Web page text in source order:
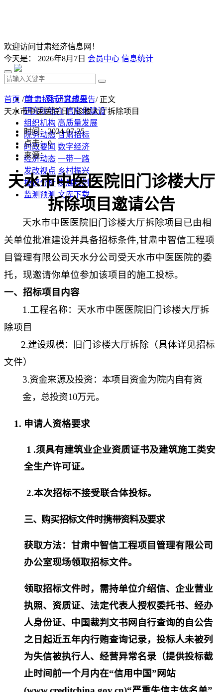
欢迎访问甘肃经济信息网！
今天是： 2026年8月7日 会员中心 信息统计
首 页 研究成果
研究院简介 信息化建设
组织机构 高质量发展
院务动态 甘肃招标
时政要闻 数字经济
经济动态 一带一路
发改视点 乡村振兴
投资分析 发展规划
监测预测 文库下载
首页 /甘肃招标/其他公告/ 正文
天水市中医医院旧门诊楼大厅拆除项目
时间：2024-07-25
点击：0
来源：
天水市中医医院旧门诊楼大厅
拆除项目 邀请公告
天水市中医医院旧门诊楼大厅拆除项目 已由相
关单位批准建设并具备招标条件,甘肃中智信工程项
目管理有限公司天水分公司受天水市中医医院的委
托，现邀请你单位参加该项目的施工投标。
一、招标项目内容
1.工程名称： 天水市中医医院旧门诊楼大厅拆
除项目
2.建设规模： 旧门诊楼大厅拆除 （具体详见招标
文件）
3.资金来源及投资： 本项目资金为院内自有资
金，总投资10万元。
申请人资格要求
1 .须具有建筑业企业资质证书及建筑施工类安
全生产许可证。
2.本次招标不接受联合体投标。
三、购买招标文件时携带资料及要求
获取方法：甘肃中智信工程项目管理有限公司
办公室现场领取招标文件。
领取招标文件时，需持单位介绍信、企业营业
执照、资质证、法定代表人授权委托书、经办
人身份证、中国裁判文书网自行查询的自公告
之日起近五年内行贿查询记录，投标人未被列
为失信被执行人、经营异常名录（提供投标截
止时间前一个月内在“信用中国”网站